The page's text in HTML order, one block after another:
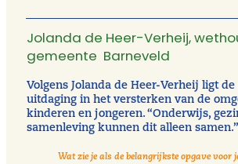
Jolanda de Heer-Verheij,
gemeente Barneveld
Volgens Jolanda de Heer-Verheij ligt
uitdaging in het versterken van de
kinderen en jongeren. “Onderwijs,
samenleving kunnen dit alleen samen.”
Wat zie je als de belangrijkste opgave voor